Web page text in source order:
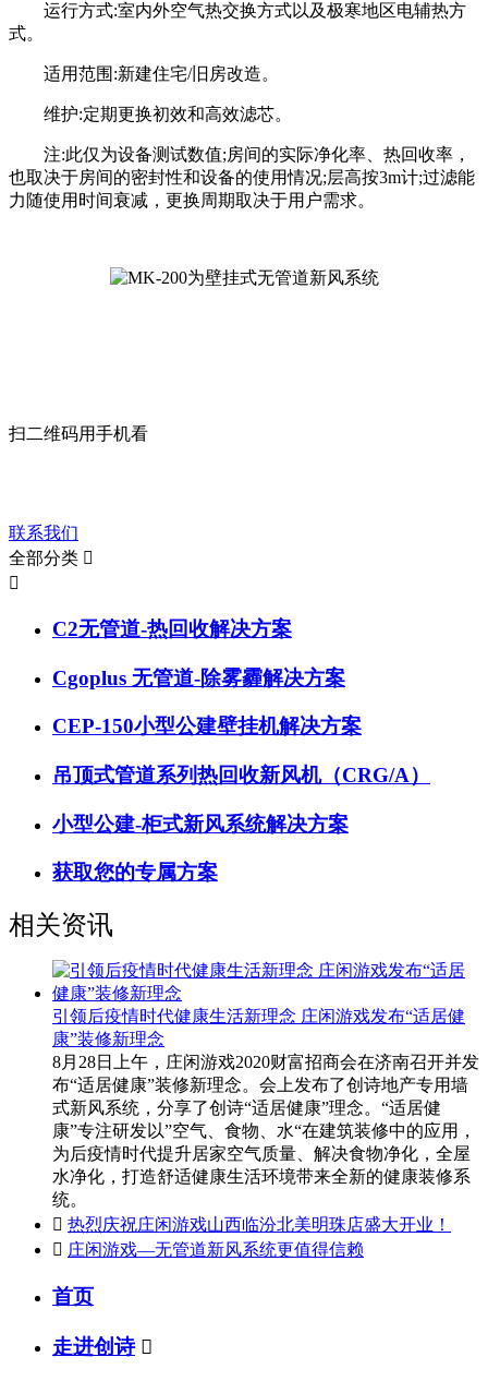
运行方式:室内外空气热交换方式以及极寒地区电辅热方
式。
适用范围:新建住宅/旧房改造。
维护:定期更换初效和高效滤芯。
注:此仅为设备测试数值;房间的实际净化率、热回收率，
也取决于房间的密封性和设备的使用情况;层高按3m计;过滤能
力随使用时间衰减，更换周期取决于用户需求。
扫二维码用手机看
联系我们
全部分类 

C2无管道-热回收解决方案
Cgoplus 无管道-除雾霾解决方案
CEP-150小型公建壁挂机解决方案
吊顶式管道系列热回收新风机（CRG/A）
小型公建-柜式新风系统解决方案
获取您的专属方案
相关资讯
引领后疫情时代健康生活新理念 庄闲游戏发布“适居健
康”装修新理念
8月28日上午，庄闲游戏2020财富招商会在济南召开并发
布“适居健康”装修新理念。会上发布了创诗地产专用墙
式新风系统，分享了创诗“适居健康”理念。“适居健
康”专注研发以”空气、食物、水“在建筑装修中的应用，
为后疫情时代提升居家空气质量、解决食物净化，全屋
水净化，打造舒适健康生活环境带来全新的健康装修系
统。
 热烈庆祝庄闲游戏山西临汾北美明珠店盛大开业！
 庄闲游戏—无管道新风系统更值得信赖
首页
走进创诗 